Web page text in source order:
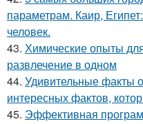
параметрам. Каир,
человек.
43. Химические опыты
развлечение в одном
44. Удивительные факты
интересных фактов,
45. Эффективная